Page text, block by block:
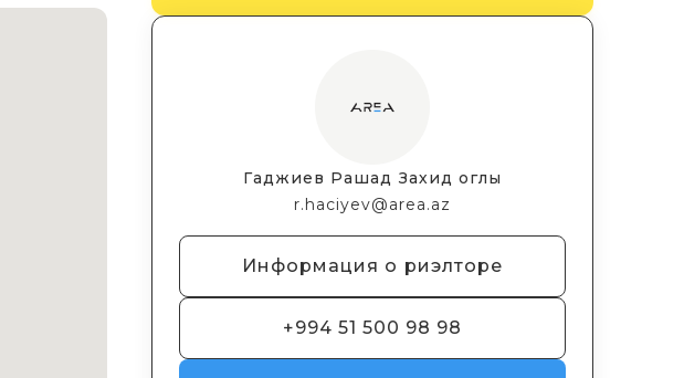
Гаджиев Рашад Захид оглы
r.haciyev@area.az
Информация о риэлторе
+994 51 500 98 98